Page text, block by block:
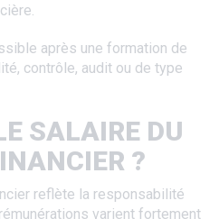
après une formation de
contrôle, audit ou de type
SALAIRE DU
?
reflète la responsabilité
varient fortement